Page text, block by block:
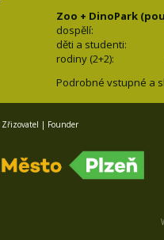
Zoo + DinoPark
dospělí:
děti a
rodiny (2+2):
Podrobné vstupné a
Zřizovatel | Founder